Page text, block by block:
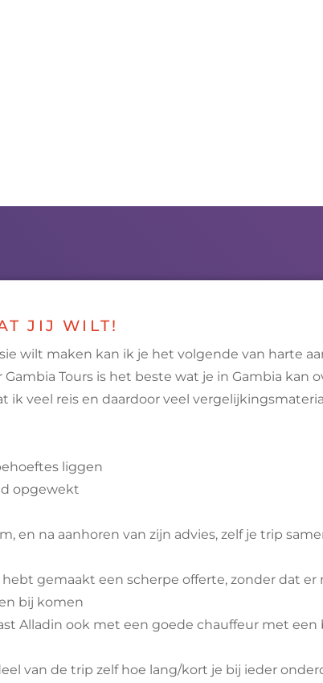
JIJ WILT!
wilt maken kan ik je het volgende van harte
Gambia Tours is het beste wat je in Gambia kan
ik veel reis en daardoor veel
liggen
opgewekt
en na aanhoren van zijn advies, zelf je trip
gemaakt een scherpe offerte, zonder dat er
bij komen
Alladin ook met een goede chauffeur met
van de trip zelf hoe lang/kort je bij ieder